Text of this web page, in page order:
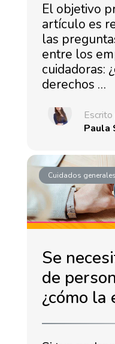
El objetivo
artículo es
las
entre los
cuidadoras:
derechos …
Paula
Cuidados generales
Se
de
¿cómo la